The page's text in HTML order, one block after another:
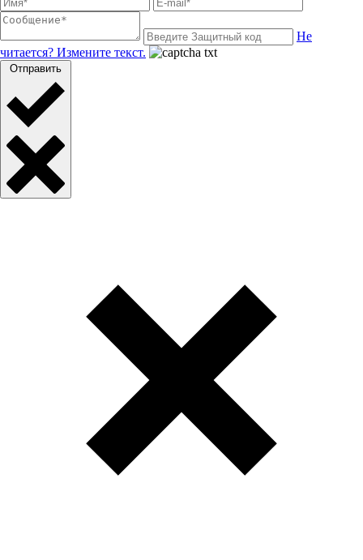
Не
читается? Измените текст.
Отправить